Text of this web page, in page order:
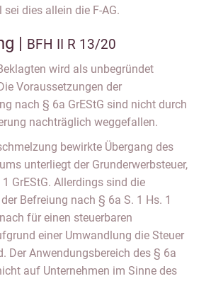
dies allein die F-AG.
| BFH II R 13/20
wird als unbegründet
Voraussetzungen der
nach § 6a GrEStG sind nicht durch
nachträglich weggefallen.
bewirkte Übergang des
unterliegt der Grunderwerbsteuer,
GrEStG. Allerdings sind die
Befreiung nach § 6a S. 1 Hs. 1
für einen steuerbaren
einer Umwandlung die Steuer
Der Anwendungsbereich des § 6a
auf Unternehmen im Sinne des